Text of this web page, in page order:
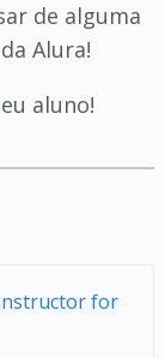
de alguma
Alura!
aluno!
for